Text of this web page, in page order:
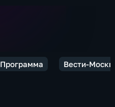
Программа Вести-